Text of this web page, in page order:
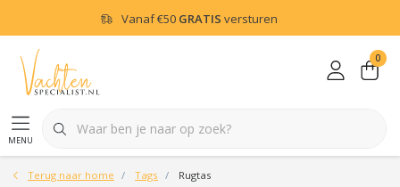
Vanaf€50 GRATIS versturen
menu
0
Terug naar home Tags Rugtas